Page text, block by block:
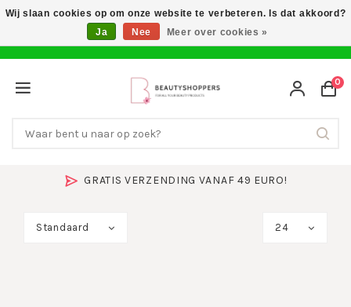
GRATIS VERZENDING VANAF 49 EURO!
0
Standaard 24
Wij slaan cookies op om onze website te verbeteren. Is dat akkoord?
Ja
Nee Meer over cookies »